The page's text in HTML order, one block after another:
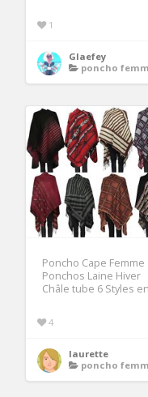
1
Glaefey
poncho
Poncho Cape Femme
Ponchos Laine Hiver
Châle tube 6 Styles en
4
laurette
poncho